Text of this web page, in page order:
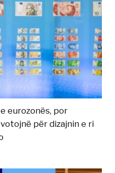
eurozonës, por
për dizajnin e ri